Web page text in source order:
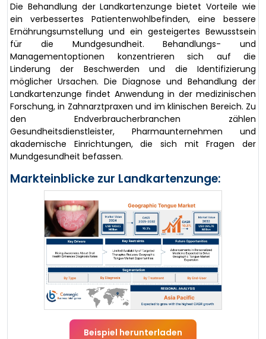
Die Behandlung der Landkartenzunge bietet Vorteile wie
ein verbessertes Patientenwohlbefinden, eine bessere
Ernährungsumstellung und ein gesteigertes Bewusstsein
für die Mundgesundheit. Behandlungs- und
Managementoptionen konzentrieren sich auf die
Linderung der Beschwerden und die Identifizierung
möglicher Ursachen. Die Diagnose und Behandlung der
Landkartenzunge findet Anwendung in der medizinischen
Forschung, in Zahnarztpraxen und im klinischen Bereich. Zu
den Endverbraucherbranchen zählen
Gesundheitsdienstleister, Pharmaunternehmen und
akademische Einrichtungen, die sich mit Fragen der
Mundgesundheit befassen.
Markteinblicke zur Landkartenzunge:
Beispiel herunterladen